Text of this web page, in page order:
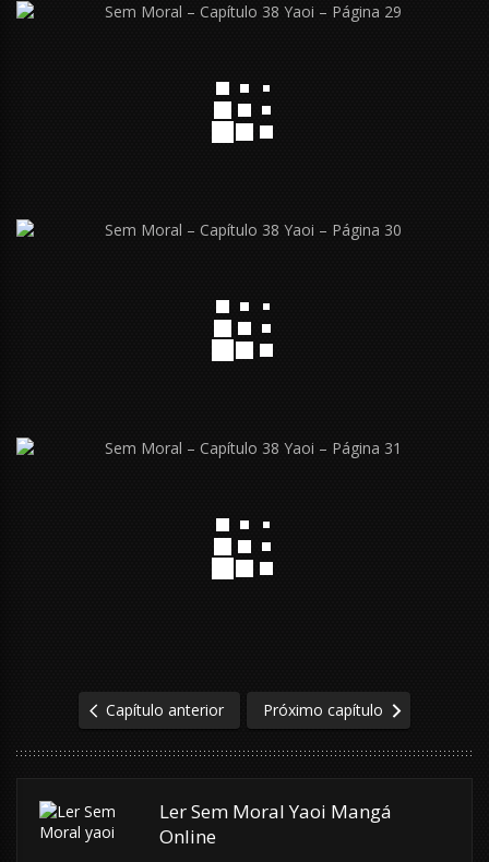
Capítulo anterior Próximo capítulo
Ler Sem Moral Yaoi Mangá
Online